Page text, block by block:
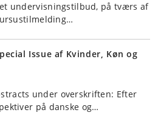
undervisningstilbud, på tværs af
Issue af Kvinder, Køn og
under overskriften: Efter
på danske og…